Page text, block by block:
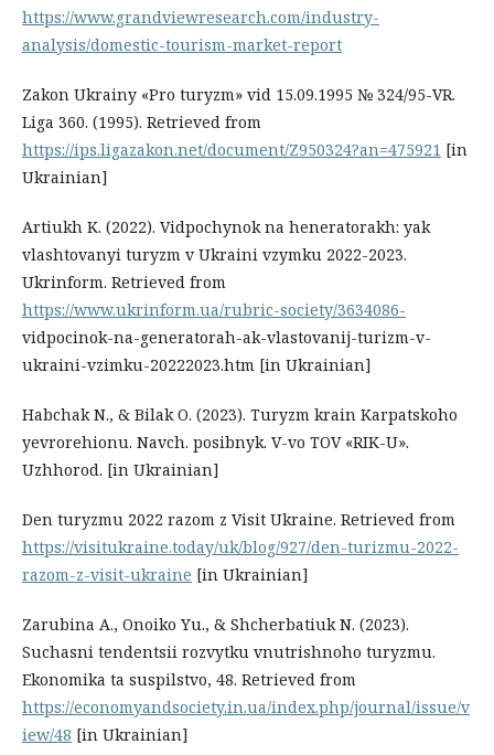
https://www.grandviewresearch.com/industry-
analysis/domestic-tourism-market-report
Zakon Ukrainy «Pro turyzm» vid 15.09.1995 № 324/95-VR.
Liga 360. (1995). Retrieved from
https://ips.ligazakon.net/document/Z950324?an=475921 [in
Ukrainian]
Artiukh K. (2022). Vidpochynok na heneratorakh: yak
vlashtovanyi turyzm v Ukraini vzymku 2022-2023.
Ukrinform. Retrieved from
https://www.ukrinform.ua/rubric-society/3634086-
vidpocinok-na-generatorah-ak-vlastovanij-turizm-v-
ukraini-vzimku-20222023.htm [in Ukrainian]
Habchak N., & Bilak O. (2023). Turyzm krain Karpatskoho
yevrorehionu. Navch. posibnyk. V-vo TOV «RIK-U».
Uzhhorod. [in Ukrainian]
Den turyzmu 2022 razom z Visit Ukraine. Retrieved from
https://visitukraine.today/uk/blog/927/den-turizmu-2022-
razom-z-visit-ukraine [in Ukrainian]
Zarubina A., Onoiko Yu., & Shcherbatiuk N. (2023).
Suchasni tendentsii rozvytku vnutrishnoho turyzmu.
Ekonomika ta suspilstvo, 48. Retrieved from
https://economyandsociety.in.ua/index.php/journal/issue/v
iew/48 [in Ukrainian]